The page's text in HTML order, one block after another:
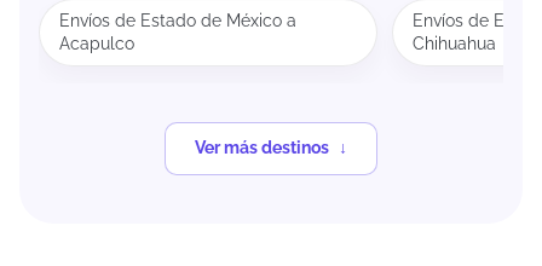
Envíos de Estado de México a
Acapulco
Envíos de
Chihuahua
Ver más destinos